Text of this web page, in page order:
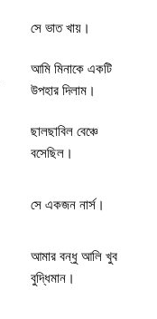
সে ভাত খায়।
আমি মিনাকে একটি
উপহার দিলাম।
ছালছাবিল বেঞ্চে
বসেছিল।
সে একজন নার্স।
আমার বন্ধু আলি খুব
বুদ্ধিমান।